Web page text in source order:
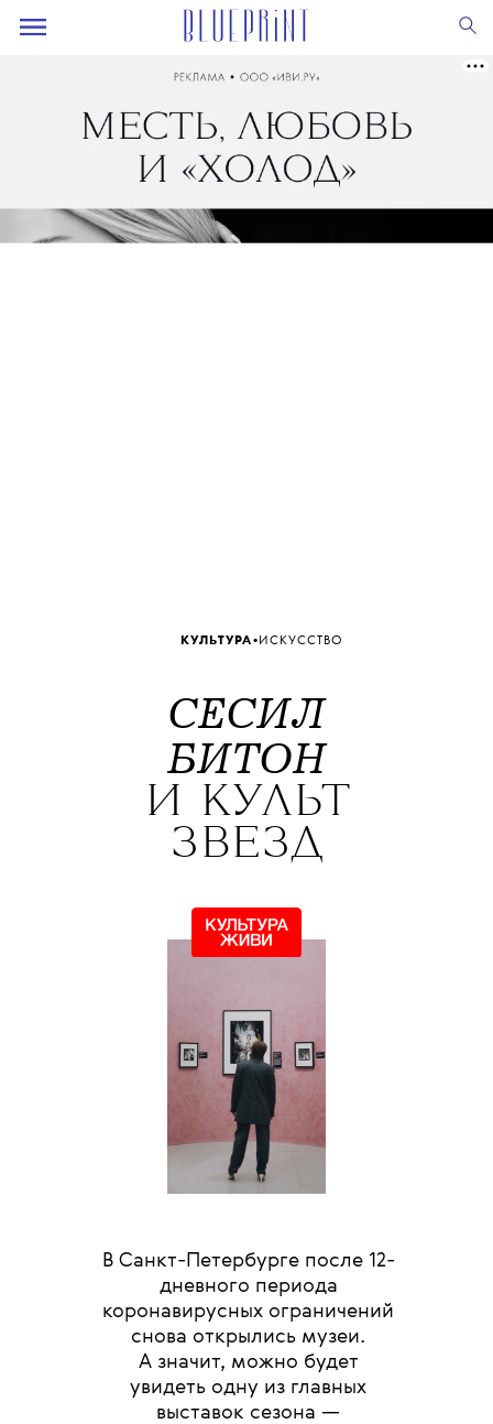
КУЛЬТУРА•ИСКУССТВО
СЕСИЛ
БИТОН
И КУЛЬТ
ЗВЕЗД
В Санкт-Петербурге после 12-
дневного периода
коронавирусных ограничений
снова открылись музеи.
А значит, можно будет
увидеть одну из главных
выставок сезона —